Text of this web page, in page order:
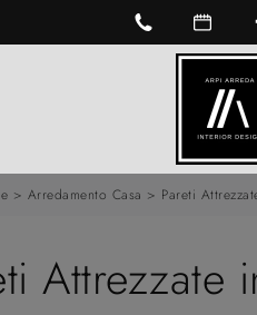
> Arredamento Casa > Pareti
Attrezzate